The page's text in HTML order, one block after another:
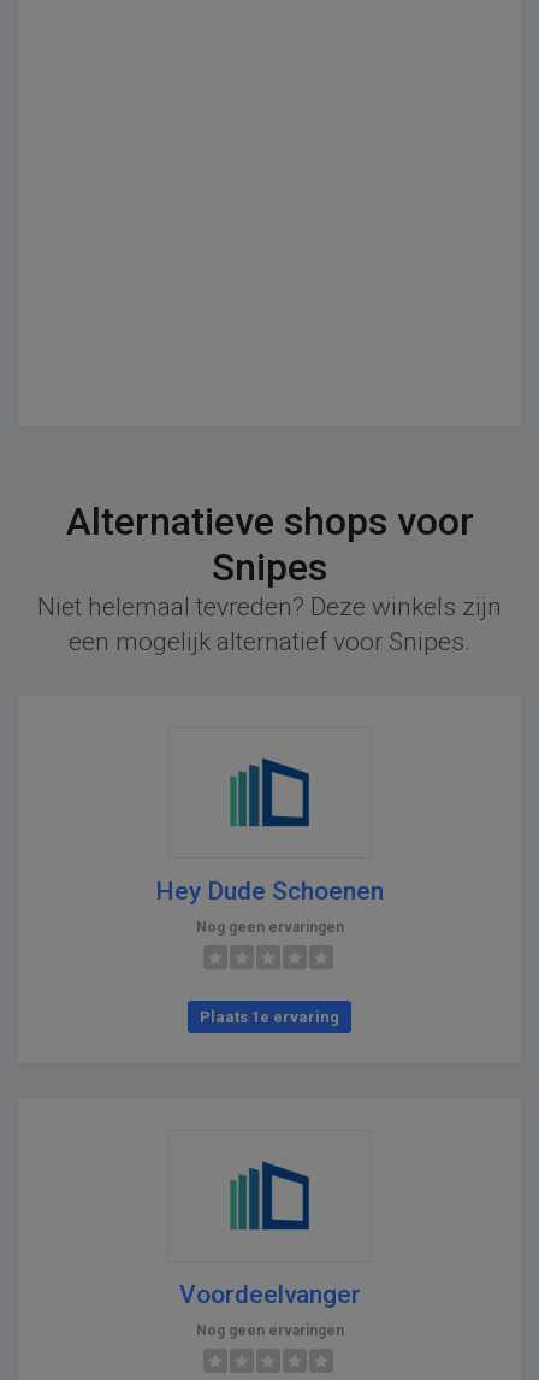
Alternatieve shops voor
Snipes
Niet helemaal tevreden? Deze winkels zijn
een mogelijk alternatief voor Snipes.
Hey Dude Schoenen
Nog geen ervaringen
Plaats 1e ervaring
Voordeelvanger
Nog geen ervaringen